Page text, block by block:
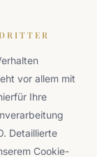
vor allem mit
Ihre
Detaillierte
Cookie-